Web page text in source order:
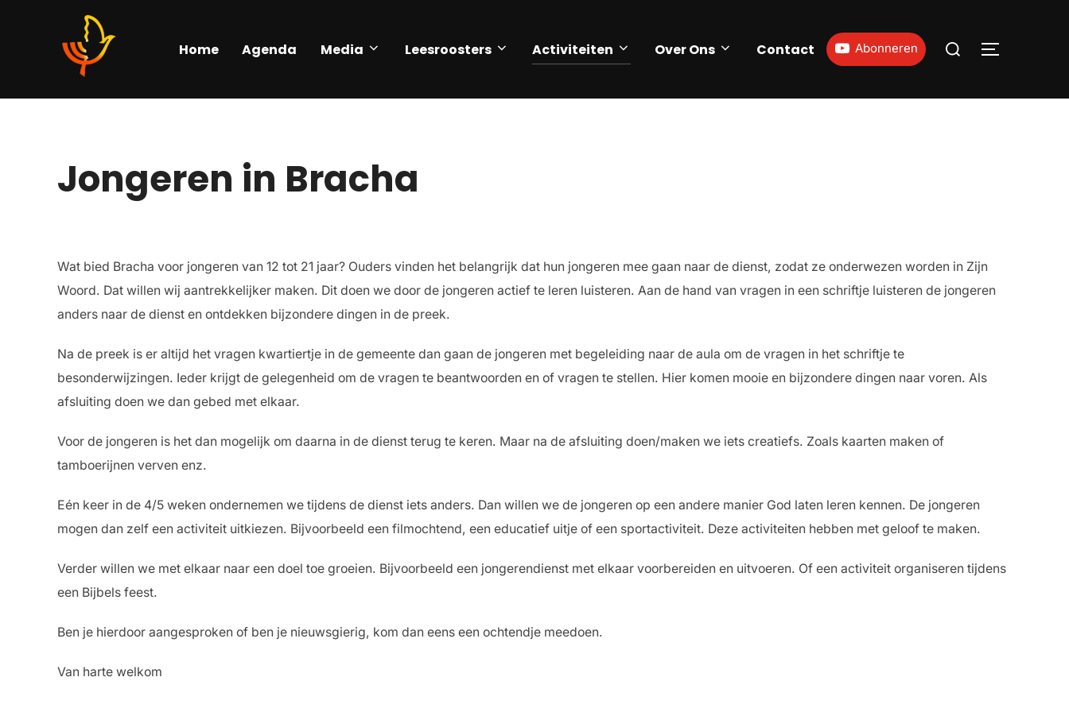
Home Agenda Media Leesroosters Activiteiten Over Ons Contact Abonneren
Jongeren in Bracha
Wat bied Bracha voor jongeren van 12 tot 21 jaar? Ouders vinden het belangrijk dat hun jongeren mee gaan naar de dienst, zodat ze onderwezen worden in Zijn
Woord. Dat willen wij aantrekkelijker maken. Dit doen we door de jongeren actief te leren luisteren. Aan de hand van vragen in een schriftje luisteren de jongeren
anders naar de dienst en ontdekken bijzondere dingen in de preek.
Na de preek is er altijd het vragen kwartiertje in de gemeente dan gaan de jongeren met begeleiding naar de aula om de vragen in het schriftje te
besonderwijzingen. Ieder krijgt de gelegenheid om de vragen te beantwoorden en of vragen te stellen. Hier komen mooie en bijzondere dingen naar voren. Als
afsluiting doen we dan gebed met elkaar.
Voor de jongeren is het dan mogelijk om daarna in de dienst terug te keren. Maar na de afsluiting doen/maken we iets creatiefs. Zoals kaarten maken of
tamboerijnen verven enz.
Eén keer in de 4/5 weken ondernemen we tijdens de dienst iets anders. Dan willen we de jongeren op een andere manier God laten leren kennen. De jongeren
mogen dan zelf een activiteit uitkiezen. Bijvoorbeeld een filmochtend, een educatief uitje of een sportactiviteit. Deze activiteiten hebben met geloof te maken.
Verder willen we met elkaar naar een doel toe groeien. Bijvoorbeeld een jongerendienst met elkaar voorbereiden en uitvoeren. Of een activiteit organiseren tijdens
een Bijbels feest.
Ben je hierdoor aangesproken of ben je nieuwsgierig, kom dan eens een ochtendje meedoen.
Van harte welkom